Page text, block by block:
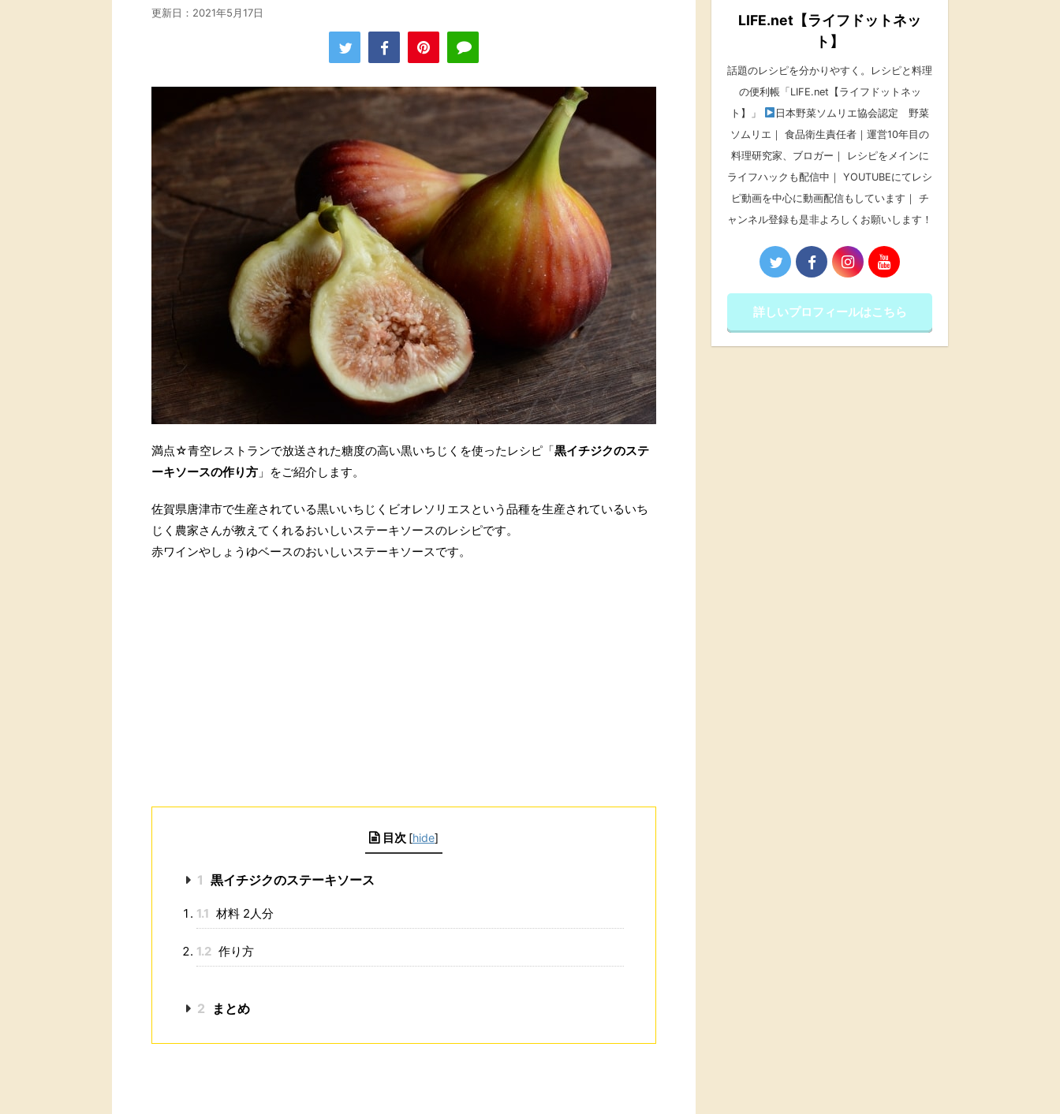
更新日： 2021年5月17日
満点☆青空レストランで放送された糖度の高い黒いちじくを使ったレシピ「黒イチジクのステ
ーキソースの作り方 」をご紹介します。
佐賀県唐津市で生産されている黒いいちじくビオレソリエスという品種を生産されているいち
じく農家さんが教えてくれるおいしいステーキソースのレシピです。
赤ワインやしょうゆベースのおいしいステーキソースです。
目次 [hide]
1 黒イチジクのステーキソース
1.1 材料 2人分
1.2 作り方
2 まとめ
LIFE.net【ライフドットネッ
ト】
話題のレシピを分かりやすく。レシピと料理
の便利帳「LIFE.net【ライフドットネッ
ト】」
日本野菜ソムリエ協会認定 野菜
ソムリエ｜ 食品衛生責任者｜運営10年目の
料理研究家、ブロガー｜ レシピをメインに
ライフハックも配信中｜ YOUTUBEにてレシ
ピ動画を中心に動画配信もしています｜ チ
ャンネル登録も是非よろしくお願いします！
詳しいプロフィールはこちら